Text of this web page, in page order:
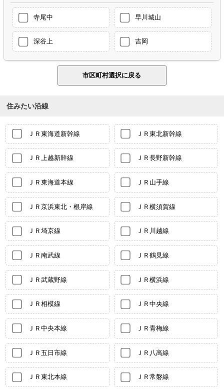
寺尾中 早川城山
深谷上 吉岡
住みたい沿線
ＪＲ東海道新幹線 ＪＲ東北新幹線
ＪＲ上越新幹線 ＪＲ長野新幹線
ＪＲ東海道本線 ＪＲ山手線
ＪＲ京浜東北・根岸線 ＪＲ横須賀線
ＪＲ埼京線 ＪＲ川越線
ＪＲ南武線 ＪＲ鶴見線
ＪＲ武蔵野線 ＪＲ横浜線
ＪＲ相模線 ＪＲ中央線
ＪＲ中央本線 ＪＲ青梅線
ＪＲ五日市線 ＪＲ八高線
ＪＲ東北本線 ＪＲ常磐線